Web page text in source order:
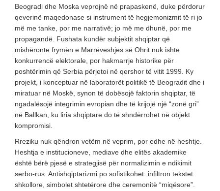
Beogradi dhe Moska veprojnë në prapaskenë, duke përdorur
qeverinë maqedonase si instrument të hegjemonizmit të ri jo
më me tanke, por me narrativë; jo më me dhunë, por me
propagandë. Fushata kundër subjektit shqiptar që
mishëronte frymën e Marrëveshjes së Ohrit nuk ishte
konkurrencë elektorale, por hakmarrje historike për
poshtërimin që Serbia përjetoi në qershor të vitit 1999. Ky
projekt, i konceptuar në laboratorët politikë të Beogradit dhe i
miratuar në Moskë, synon të dobësojë faktorin shqiptar, të
ngadalësojë integrimin evropian dhe të krijojë një “zonë gri”
në Ballkan, ku liria shqiptare do të shndërrohet në objekt
kompromisi.
Rreziku nuk qëndron vetëm në veprim, por edhe në heshtje.
Heshtja e institucioneve, mediave dhe elitës akademike
është bërë pjesë e strategjisë për normalizimin e ndikimit
serbo-rus. Antishqiptarizmi po sofistikohet: infiltron tekstet
shkollore, simbolet shtetërore dhe ceremonitë “miqësore”.